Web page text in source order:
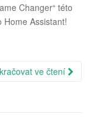
Changer“ této
Home Assistant!
ve čtení